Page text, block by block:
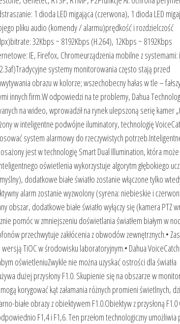
1 dioda LED migająca (czerwona), 1 dioda LED
pliku audio (komendy / alarmu)prędkość i rozdzielczość
32Kbps ~ 8192Kbps (H.264), 12Kbps ~ 8192Kbps
IE, Firefox, Chromeurządzenia mobilne z systemami:
systemy monitorowania często stają przed
obrazu w kolorze; wszechobecny hałas w tle –
innych firm.W odpowiedzi na te problemy, Dahua
na wideo, wprowadził na rynek ulepszoną serię kamer
w inteligentne podwójne iluminatory, technologię
system alarmowy do rzeczywistych
jest w technologię Smart Dual Illumination, która może
oświetlenia wykorzystuje algorytm głębokiego
dodatkowe białe światło zostanie włączone tylko
alarm zostanie wyzwolony (syrena: niebieskie i
obszar, dodatkowe białe światło wyłączy się (kamera PTZ
pomóc w zmniejszeniu doświetlania światłem białym w
przechwytuje zakłócenia z obwodów zewnętrznych.•
TiOC w środowisku laboratoryjnym.• Dahua
oświetleniuZwykle nie można uzyskać ostrości dla światła
dużej przysłony F1.0. Skupienie się na obszarze w
korygować kąt załamania różnych promieni świetlnych,
białe obrazy z obiektywem F1.0.Obiektyw z przysłoną F1.0
F1,4 i F1,6. Ten przełom technologiczny umożliwia